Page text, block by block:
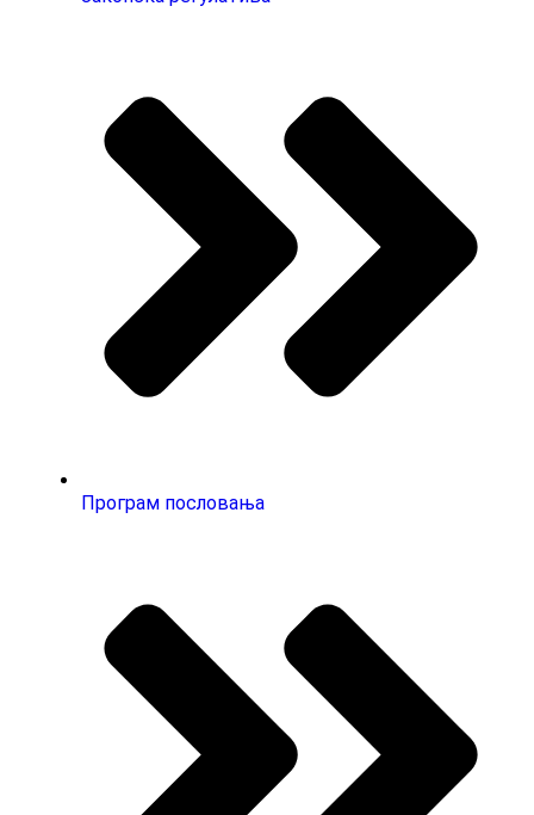
Програм пословања